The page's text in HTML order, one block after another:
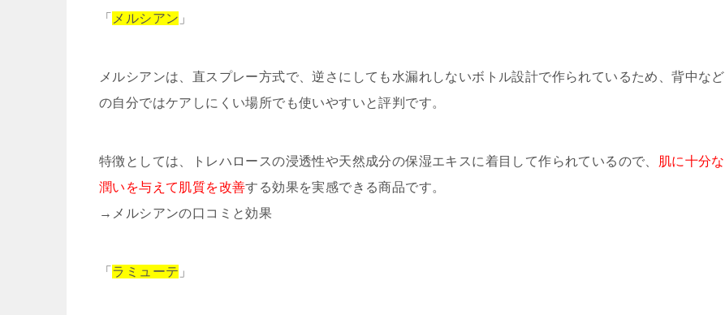
「 メルシアン 」
メルシアンは、直スプレー方式で、逆さにしても水漏れしないボトル設計で作られているため、背中など
の自分ではケアしにくい場所でも使いやすいと評判です。
特徴としては、トレハロースの浸透性や天然成分の保湿エキスに着目して作られているので、 肌に十分な
潤いを与えて肌質を改善する効果を実感できる商品です。
→メルシアンの口コミと効果
「 ラミューテ 」